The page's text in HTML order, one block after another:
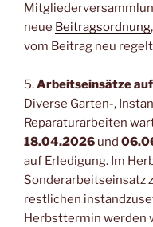
neue Beitragsordnung
vom Beitrag neu
5.Arbeitseinsätze
Diverse Garten-,
Reparaturarbeiten
18.04.2026 und
auf Erledigung. Im
Sonderarbeitseinsatz
restlichen
Herbsttermin werden